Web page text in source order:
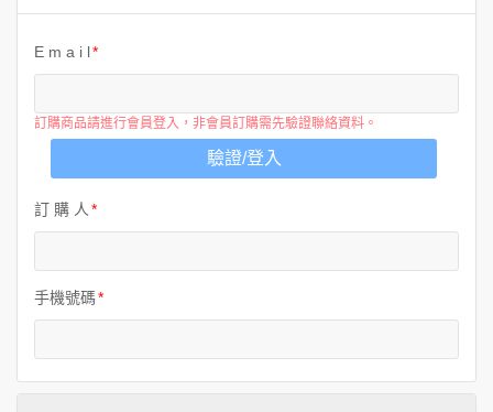
E m a i l
訂購商品請進行會員登入，非會員訂購需先驗證聯絡資料。
驗證/登入
訂 購 人
手機號碼